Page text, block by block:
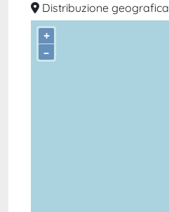
Distribuzione geografica
+
–